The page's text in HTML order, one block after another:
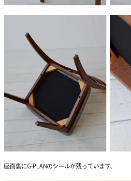
座面裏にG-PLANのシールが残っています。